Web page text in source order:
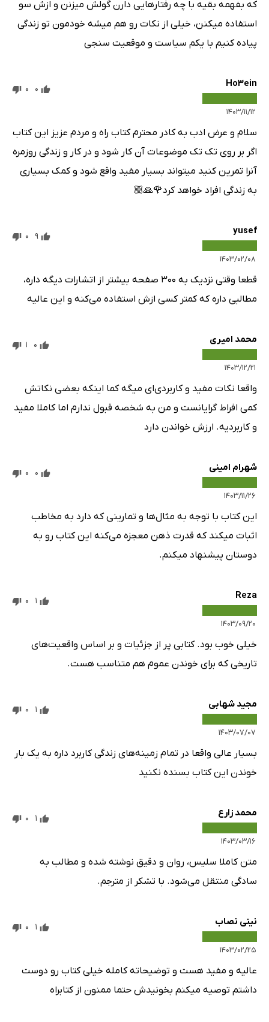
که بفهمه بقیه با چه رفتارهایی دارن گولش میزنن و ازش سو
استفاده میکنن، خیلی از نکات رو هم میشه خودمون تو زندگی
پیاده کنیم با یکم سیاست و موقعیت سنجی
Ho3ein
۱۴۰۳/۱۱/۱۲
0
0
سلام و عرض ادب به کادر محترم کتاب راه و مردم عزیز این کتاب
اگر بر روی تک تک موضوعات آن کار شود و در کار و زندگی روزمره
آنرا تمرین کنید میتواند بسیار مفید واقع شود و کمک بسیاری
به زندگی افراد خواهد کرد🌹🙏🏼
yusef
۱۴۰۳/۰۲/۰۸
9
0
قطعا وقتی نزدیک به ۳۰۰ صفحه بیشتر از اتشارات دیگه داره،
مطالبی داره که کمتر کسی ازش استفاده می‌کنه و این عالیه
محمد امیری
۱۴۰۳/۱۲/۲۱
0
1
واقعا نکات مفید و کاربردی‌ای میگه کما اینکه بعضی نکاتش
کمی افراط گرایانست و من به شخصه قبول ندارم اما کاملا مفید
و کاربردیه. ارزش خواندن دارد
شهرام امینی
۱۴۰۳/۱۱/۲۶
0
0
این کتاب با توجه به مثال‌ها و تمارینی که دارد به مخاطب
اثبات میکند که قدرت ذهن معجزه می‌کنه این کتاب رو به
دوستان پیشنهاد میکنم.
Reza
۱۴۰۳/۰۹/۲۰
1
0
خیلی خوب بود. کتابی پر از جزئیات و بر اساس واقعیت‌های
تاریخی که برای خوندن عموم هم متناسب هست.
مجید شهابی
۱۴۰۳/۰۷/۰۷
1
0
بسیار عالی واقعا در تمام زمینه‌های زندگی کاربرد داره به یک بار
خوندن این کتاب بسنده نکنید
محمد زارع
۱۴۰۳/۰۳/۱۶
1
0
متن کاملا سلیس، روان و دقیق نوشته شده و مطالب به
سادگی منتقل می‌شود. با تشکر از مترجم.
نینی نصاب
۱۴۰۳/۰۲/۲۵
1
0
عالیه و مفید هست و توضیحاته کامله خیلی کتاب رو دوست
داشتم توصیه میکنم بخونیدش حتما ممنون از کتابراه